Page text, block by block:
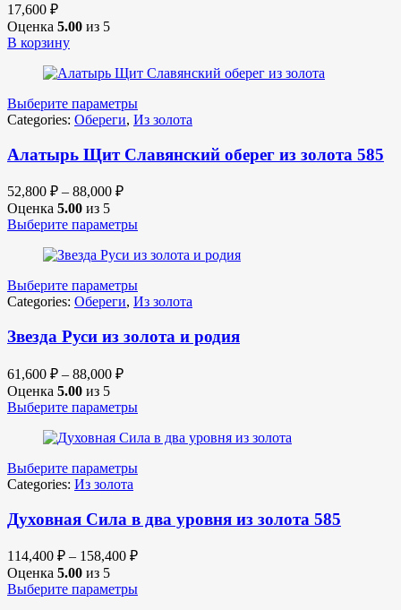
17,600 ₽
Оценка 5.00 из 5
В корзину
Выберите параметры
Categories: Обереги, Из золота
Алатырь Щит Славянский оберег из золота 585
52,800 ₽ – 88,000 ₽
Оценка 5.00 из 5
Выберите параметры
Выберите параметры
Categories: Обереги, Из золота
Звезда Руси из золота и родия
61,600 ₽ – 88,000 ₽
Оценка 5.00 из 5
Выберите параметры
Выберите параметры
Categories: Из золота
Духовная Сила в два уровня из золота 585
114,400 ₽ – 158,400 ₽
Оценка 5.00 из 5
Выберите параметры